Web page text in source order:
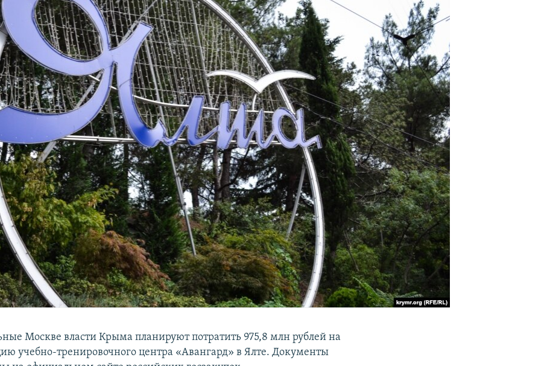
Москве власти Крыма планируют потратить 975,8 млн рублей на
учебно-тренировочного центра «Авангард» в Ялте. Документы